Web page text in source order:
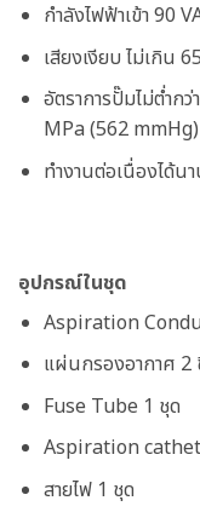
กำลังไฟฟ้าเข้า 90
เสียงเงียบ ไม่เกิน
อัตราการปั๊มไม่ต่ำก
MPa (562 mmHg)
ทำงานต่อเนื่องได้น
อุปกรณ์ในชุด
Aspiration
แผ่นกรองอากาศ 2
Fuse Tube 1 ชุด
Aspiration
สายไฟ 1 ชุด